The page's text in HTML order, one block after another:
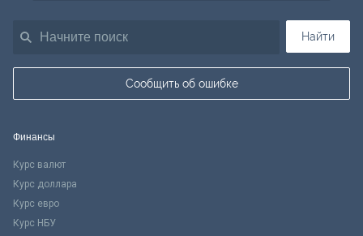
Найти
Сообщить об ошибке
Финансы
Курс валют
Курс доллара
Курс евро
Курс НБУ